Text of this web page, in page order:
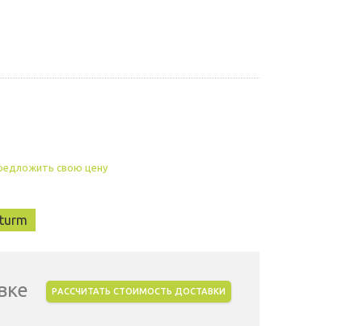
свою цену
РАССЧИТАТЬ СТОИМОСТЬ ДОСТАВКИ